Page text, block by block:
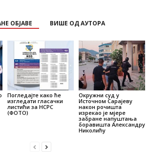
ОБЈАВЕ ВИШЕ ОД АУТОРА
Погледајте како ће
изгледати гласачки
листићи за НСРС
(ФОТО)
Окружни суд у
Источном Сарајеву
након рочишта
изрекао je мјере
забране напуштања
боравишта Александру
Николићу